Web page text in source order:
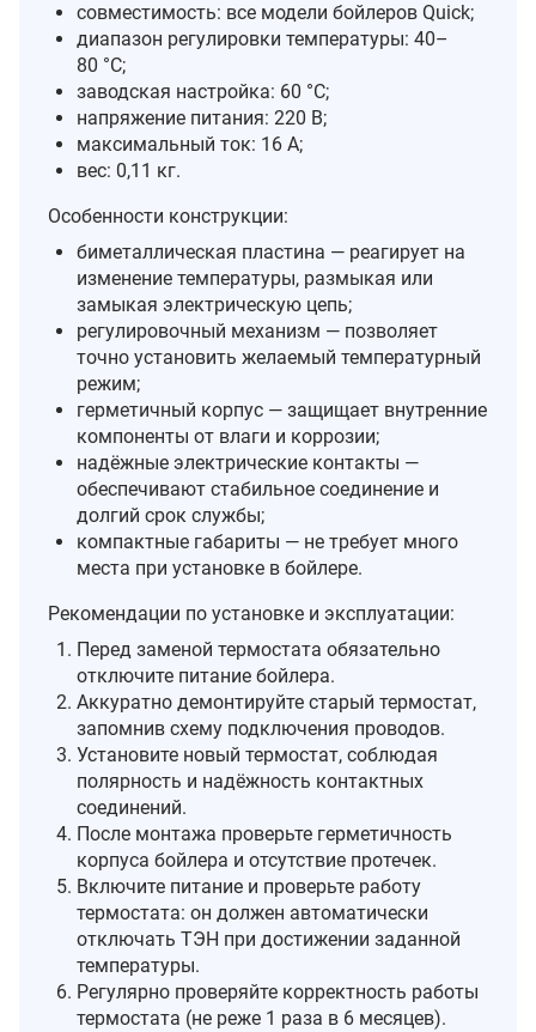
совместимость: все модели бойлеров Quick;
диапазон регулировки температуры: 40–
80 °C;
заводская настройка: 60 °C;
напряжение питания: 220 В;
максимальный ток: 16 А;
вес: 0,11 кг.
Особенности конструкции:
биметаллическая пластина — реагирует на
изменение температуры, размыкая или
замыкая электрическую цепь;
регулировочный механизм — позволяет
точно установить желаемый температурный
режим;
герметичный корпус — защищает внутренние
компоненты от влаги и коррозии;
надёжные электрические контакты —
обеспечивают стабильное соединение и
долгий срок службы;
компактные габариты — не требует много
места при установке в бойлере.
Рекомендации по установке и эксплуатации:
Перед заменой термостата обязательно
отключите питание бойлера.
Аккуратно демонтируйте старый термостат,
запомнив схему подключения проводов.
Установите новый термостат, соблюдая
полярность и надёжность контактных
соединений.
После монтажа проверьте герметичность
корпуса бойлера и отсутствие протечек.
Включите питание и проверьте работу
термостата: он должен автоматически
отключать ТЭН при достижении заданной
температуры.
Регулярно проверяйте корректность работы
термостата (не реже 1 раза в 6 месяцев).